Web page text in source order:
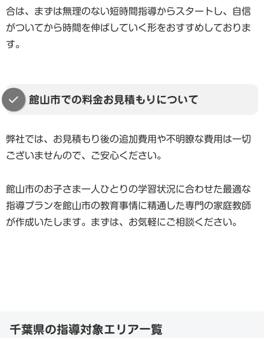
合は、まずは無理のない短時間指導からスタートし、自信
がついてから時間を伸ばしていく形をおすすめしておりま
す。
館山市での料金お見積もりについて
弊社では、お見積もり後の追加費用や不明瞭な費用は一切
ございませんので、ご安心ください。
館山市のお子さま一人ひとりの学習状況に合わせた最適な
指導プランを館山市の教育事情に精通した専門の家庭教師
が作成いたします。まずは、お気軽にご相談ください。
千葉県の指導対象エリア一覧